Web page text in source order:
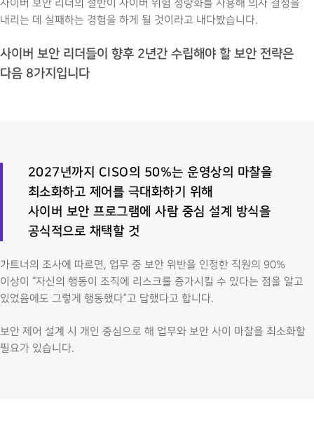
사이버 보안 리더의 절반이 사이버 위험 정량화를 사용해 의사 결정을
내리는 데 실패하는 경험을 하게 될 것이라고 내다봤습니다.
사이버 보안 리더들이 향후 2년간 수립해야 할 보안 전략은
다음 8가지입니다
2027년까지 CISO의 50%는 운영상의 마찰을
최소화하고 제어를 극대화하기 위해
사이버 보안 프로그램에 사람 중심 설계 방식을
공식적으로 채택할 것
가트너의 조사에 따르면, 업무 중 보안 위반을 인정한 직원의 90%
이상이 “자신의 행동이 조직에 리스크를 증가시킬 수 있다는 점을 알고
있었음에도 그렇게 행동했다”고 답했다고 합니다.
보안 제어 설계 시 개인 중심으로 해 업무와 보안 사이 마찰을 최소화할
필요가 있습니다.